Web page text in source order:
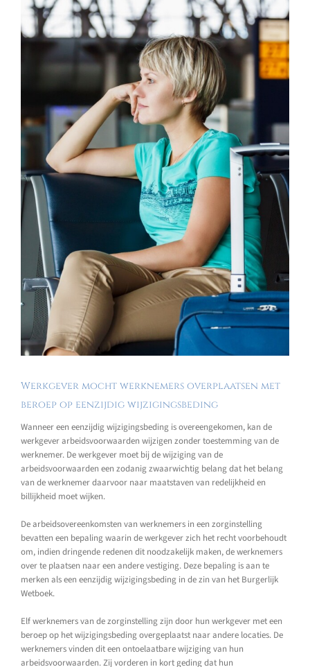
Werkgever mocht werknemers overplaatsen met
beroep op eenzijdig wijzigingsbeding
Wanneer een eenzijdig wijzigingsbeding is overeengekomen, kan de
werkgever arbeidsvoorwaarden wijzigen zonder toestemming van de
werknemer. De werkgever moet bij de wijziging van de
arbeidsvoorwaarden een zodanig zwaarwichtig belang dat het belang
van de werknemer daarvoor naar maatstaven van redelijkheid en
billijkheid moet wijken.
De arbeidsovereenkomsten van werknemers in een zorginstelling
bevatten een bepaling waarin de werkgever zich het recht voorbehoudt
om, indien dringende redenen dit noodzakelijk maken, de werknemers
over te plaatsen naar een andere vestiging. Deze bepaling is aan te
merken als een eenzijdig wijzigingsbeding in de zin van het Burgerlijk
Wetboek.
Elf werknemers van de zorginstelling zijn door hun werkgever met een
beroep op het wijzigingsbeding overgeplaatst naar andere locaties. De
werknemers vinden dit een ontoelaatbare wijziging van hun
arbeidsvoorwaarden. Zij vorderen in kort geding dat hun